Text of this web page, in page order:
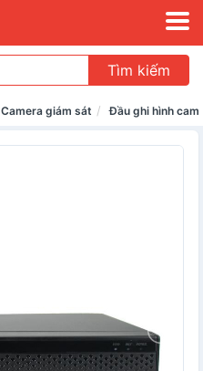
Tìm kiếm
Camera giám sát Đầu ghi hình